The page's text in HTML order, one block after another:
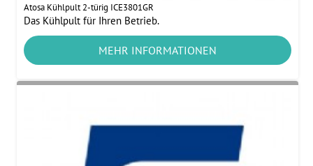
Atosa Kühlpult 2-türig ICE3801GR
Das Kühlpult für Ihren Betrieb.
MEHR INFORMATIONEN